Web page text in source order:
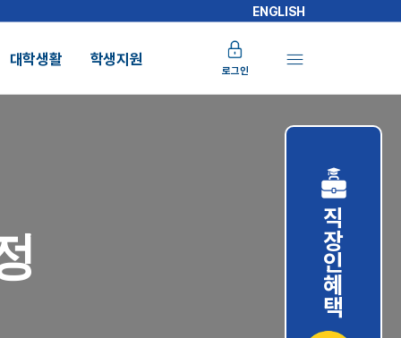
ENGLISH
대학생활 학생지원
로그인
직장인혜택